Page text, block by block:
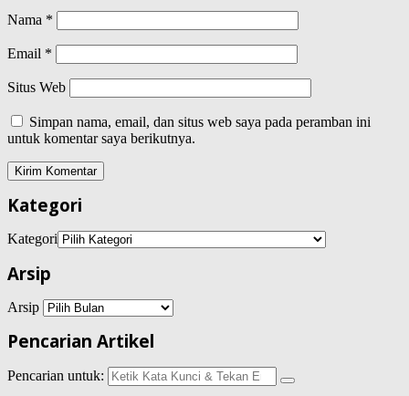
Nama *
Email *
Situs Web
Simpan nama, email, dan situs web saya pada peramban ini
untuk komentar saya berikutnya.
Kategori
Kategori
Arsip
Arsip
Pencarian Artikel
Pencarian untuk: